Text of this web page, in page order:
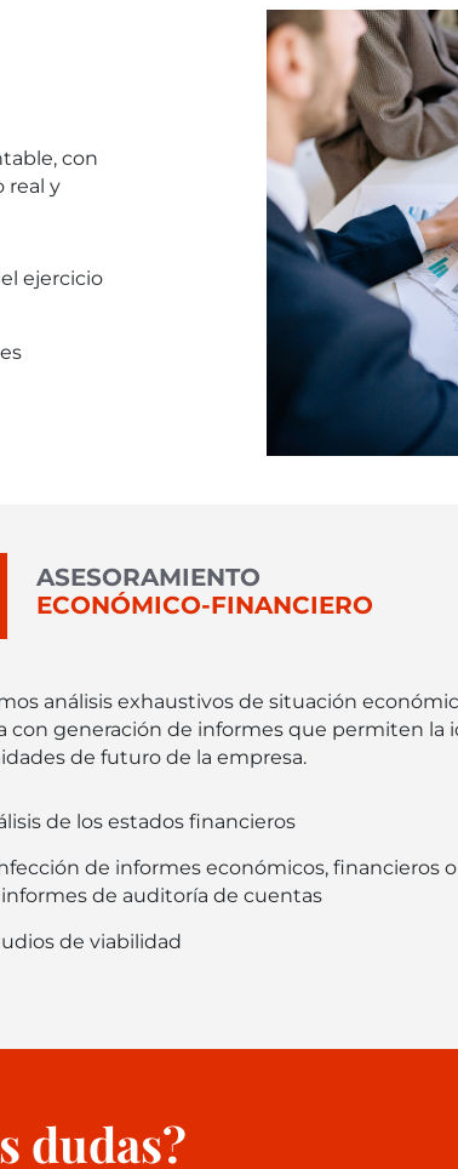
con
real y
ejercicio
ASESORAMIENTO
ECONÓMICO-FINANCIERO
análisis exhaustivos de situación
con generación de informes que permiten la
de futuro de la empresa.
de los estados financieros
de informes económicos, financieros
informes de auditoría de cuentas
de viabilidad
dudas?